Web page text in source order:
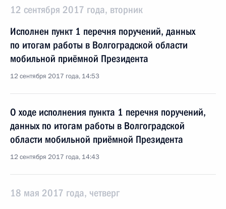
12 сентября 2017 года, вторник
Исполнен пункт 1 перечня поручений, данных
по итогам работы в Волгоградской области
мобильной приёмной Президента
12 сентября 2017 года, 14:53
О ходе исполнения пункта 1 перечня поручений,
данных по итогам работы в Волгоградской
области мобильной приёмной Президента
12 сентября 2017 года, 14:43
18 мая 2017 года, четверг